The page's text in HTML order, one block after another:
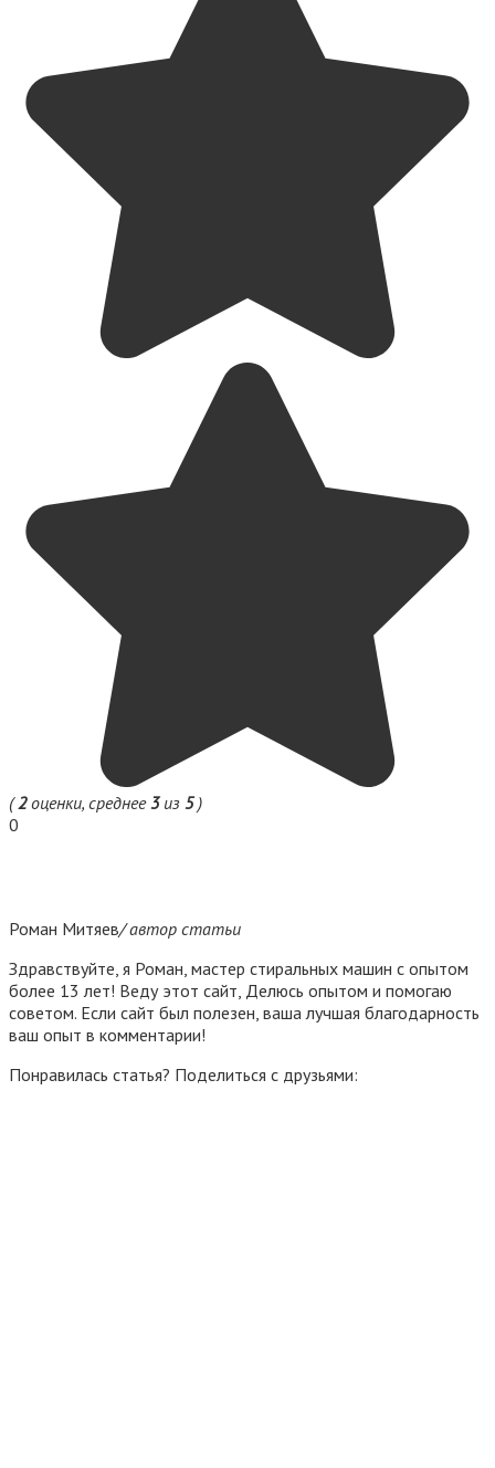
(2оценки, среднее3из 5)
0
Роман Митяев/ автор статьи
Здравствуйте, я Роман, мастер стиральных машин с опытом
более 13 лет! Веду этот сайт, Делюсь опытом и помогаю
советом. Если сайт был полезен, ваша лучшая благодарность
ваш опыт в комментарии!
Понравилась статья? Поделиться с друзьями: